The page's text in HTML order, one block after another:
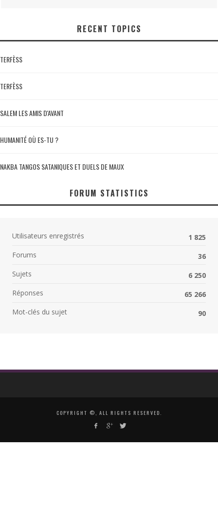
RECENT TOPICS
TERFÈSS
TERFÈSS
SALEM LES AMIS D'AVANT
HUMANITÉ OÙ ES-TU ?
NAKBA TANGOS SATANIQUES ET DUELS DE MAUX
FORUM STATISTICS
Utilisateurs enregistrés
1 825
Forums
36
Sujets
6 250
Réponses
65 266
Mot-clés du sujet
90
COPYRIGHT ©, ALL RIGHTS RESERVED.